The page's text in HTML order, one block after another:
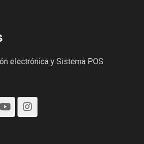
electrónica y Sistema POS